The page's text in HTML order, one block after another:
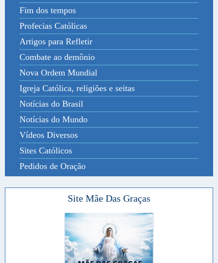
Fim dos tempos
Profecias Católicas
Artigos para Refletir
Combate ao demônio
Nova Ordem Mundial
Igreja Católica, religiões e seitas
Notícias do Brasil
Notícias do Mundo
Vídeos Diversos
Sites Católicos
Pedidos de Oração
Site Mãe Das Graças